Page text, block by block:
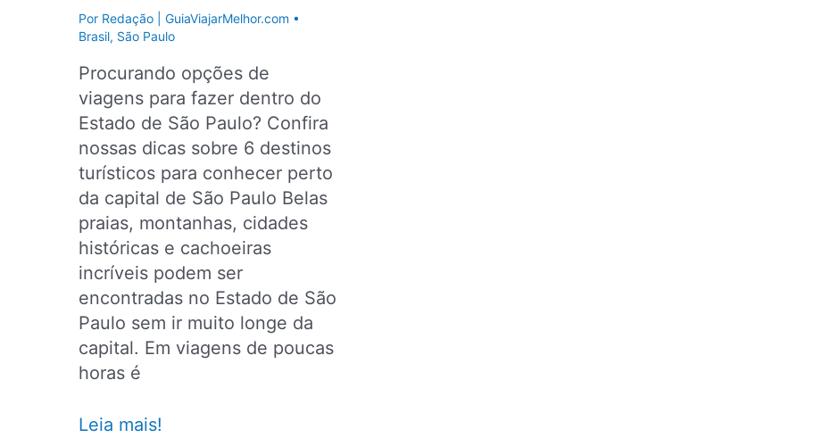
Por Redação | GuiaViajarMelhor.com •
Brasil, São Paulo
Procurando opções de
viagens para fazer dentro do
Estado de São Paulo? Confira
nossas dicas sobre 6 destinos
turísticos para conhecer perto
da capital de São Paulo Belas
praias, montanhas, cidades
históricas e cachoeiras
incríveis podem ser
encontradas no Estado de São
Paulo sem ir muito longe da
capital. Em viagens de poucas
horas é
5
Leia mais!